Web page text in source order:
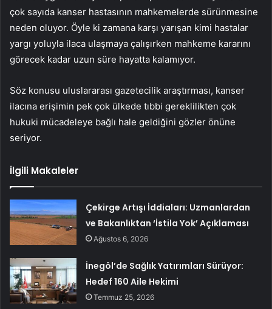
çok sayıda kanser hastasının mahkemelerde sürünmesine
neden oluyor. Öyle ki zamana karşı yarışan kimi hastalar
yargı yoluyla ilaca ulaşmaya çalışırken mahkeme kararını
görecek kadar uzun süre hayatta kalamıyor.
Söz konusu uluslararası gazetecilik araştırması, kanser
ilacına erişimin pek çok ülkede tıbbi gereklilikten çok
hukuki mücadeleye bağlı hale geldiğini gözler önüne
seriyor.
İlgili Makaleler
Çekirge Artışı İddiaları: Uzmanlardan
ve Bakanlıktan ‘İstila Yok’ Açıklaması
Ağustos 6, 2026
İnegöl’de Sağlık Yatırımları Sürüyor:
Hedef 160 Aile Hekimi
Temmuz 25, 2026